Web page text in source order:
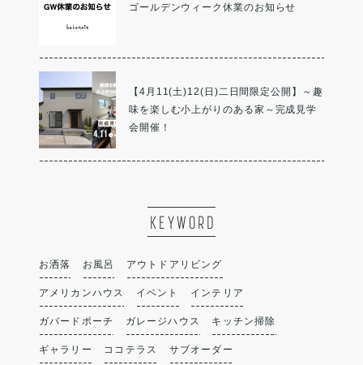
ゴールデンウィーク休業のお知らせ
【4月11(土)12(日)二日間限定公開】～趣
味を楽しむ小上がりのある家～完成見学
会開催！
KEYWORD
お洒落 お風呂 アウトドアリビング
アメリカンハウス イベント インテリア
ガバードポーチ ガレージハウス キッチン掃除
ギャラリー ココテラス サブオーダー